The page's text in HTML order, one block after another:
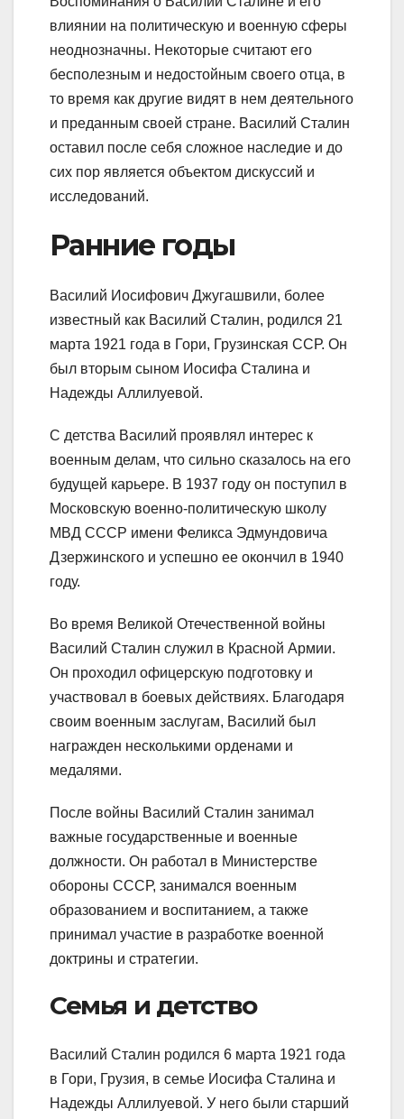
влиянии на политическую и военную сферы
неоднозначны. Некоторые считают его
бесполезным и недостойным своего отца, в
то время как другие видят в нем деятельного
и преданным своей стране. Василий Сталин
оставил после себя сложное наследие и до
сих пор является объектом дискуссий и
исследований.
Ранние годы
Василий Иосифович Джугашвили, более
известный как Василий Сталин, родился 21
марта 1921 года в Гори, Грузинская ССР. Он
был вторым сыном Иосифа Сталина и
Надежды Аллилуевой.
С детства Василий проявлял интерес к
военным делам, что сильно сказалось на его
будущей карьере. В 1937 году он поступил в
Московскую военно-политическую школу
МВД СССР имени Феликса Эдмундовича
Дзержинского и успешно ее окончил в 1940
году.
Во время Великой Отечественной войны
Василий Сталин служил в Красной Армии.
Он проходил офицерскую подготовку и
участвовал в боевых действиях. Благодаря
своим военным заслугам, Василий был
награжден несколькими орденами и
медалями.
После войны Василий Сталин занимал
важные государственные и военные
должности. Он работал в Министерстве
обороны СССР, занимался военным
образованием и воспитанием, а также
принимал участие в разработке военной
доктрины и стратегии.
Семья и детство
Василий Сталин родился 6 марта 1921 года
в Гори, Грузия, в семье Иосифа Сталина и
Надежды Аллилуевой. У него были старший